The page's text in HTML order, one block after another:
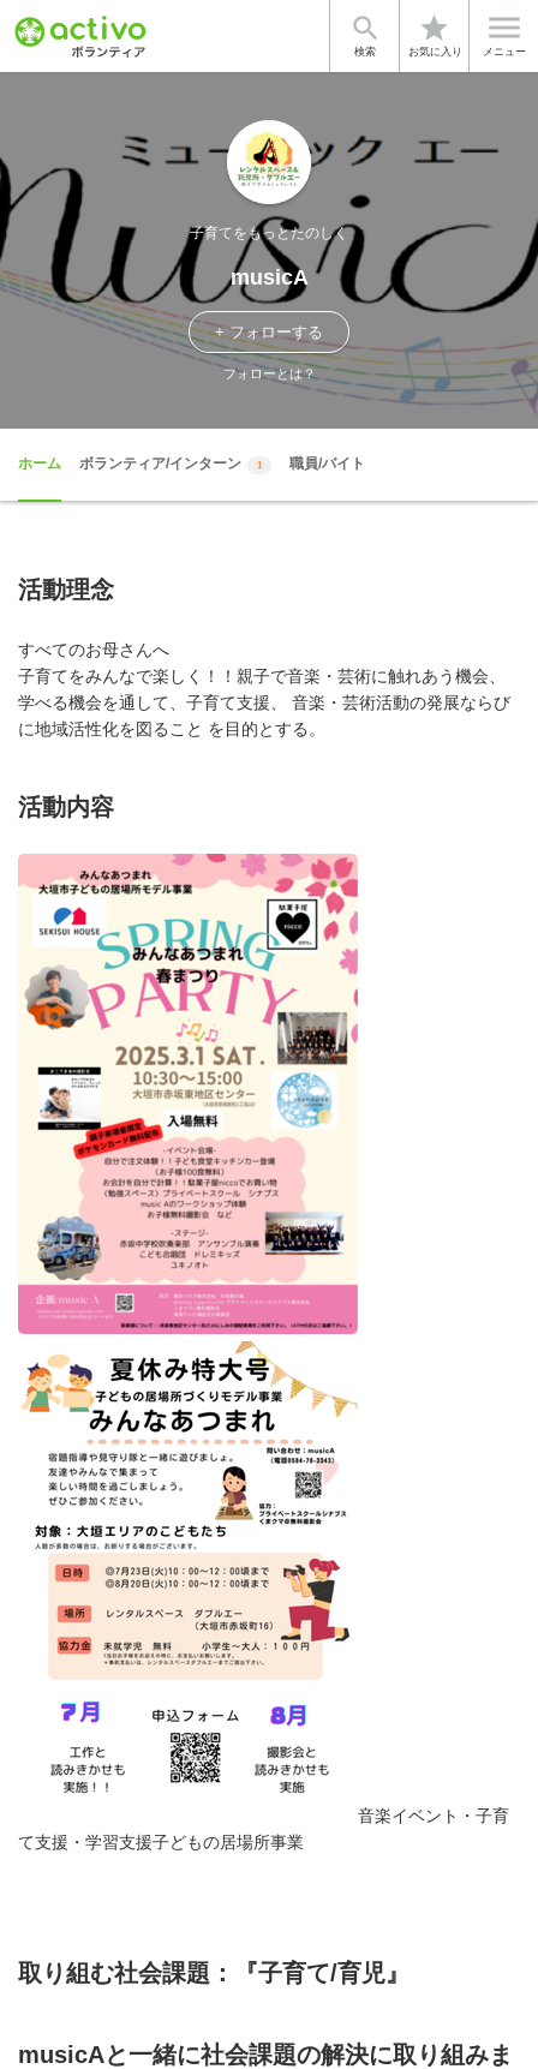

検索
star
お気に入り

メニュー
子育てをもっとたのしく
musicA
+ フォローする
フォローとは？
ホーム ボランティア/インターン 1 職員/バイト
活動理念
すべてのお母さんへ
子育てをみんなで楽しく！！親子で音楽・芸術に触れあう機会、
学べる機会を通して、子育て支援、 音楽・芸術活動の発展ならび
に地域活性化を図ること を目的とする。
活動内容
音楽イベント・子育
て支援・学習支援子どもの居場所事業
取り組む社会課題：『子育て/育児』
musicAと一緒に社会課題の解決に取り組みま